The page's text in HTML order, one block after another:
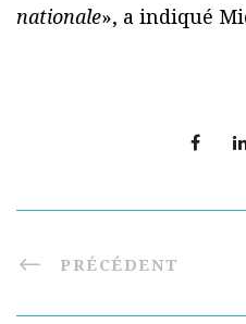
nationale», a indiqué
PRÉCÉDENT